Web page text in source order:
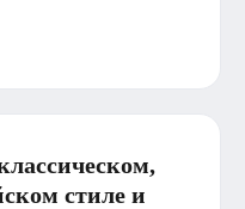
стиле и